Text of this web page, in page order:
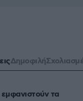
Δημοφιλή
εμφανιστούν τα